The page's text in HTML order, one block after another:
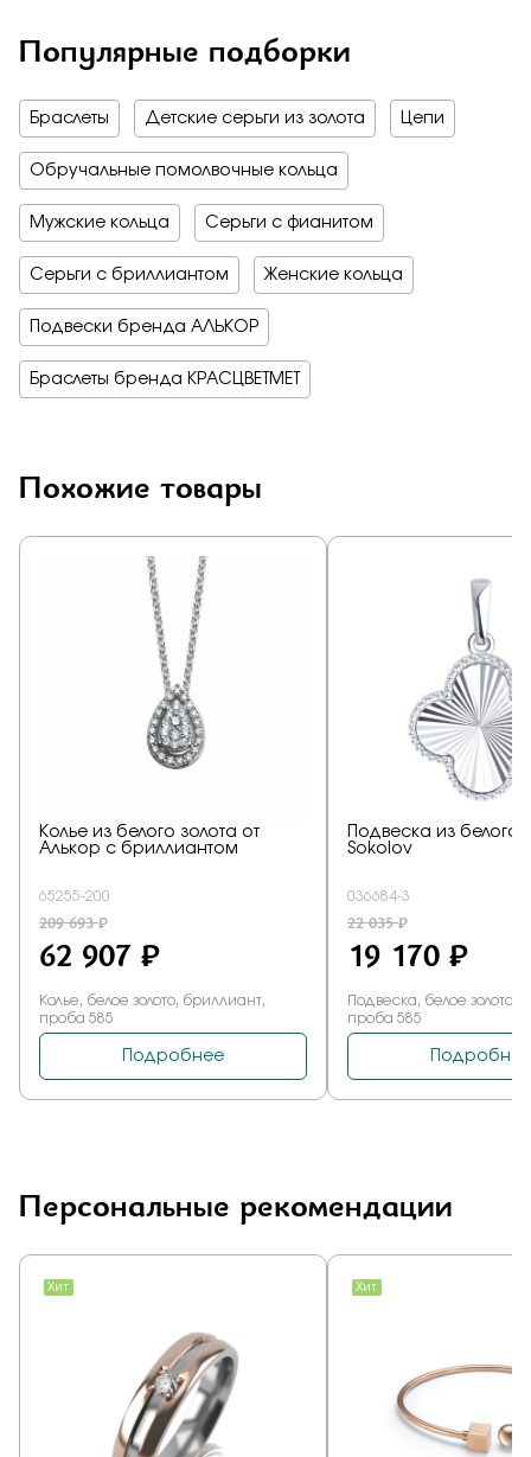
Популярные подборки
Браслеты Детские серьги из золота Цепи
Обручальные помолвочные кольца
Мужские кольца Серьги с фианитом
Серьги с бриллиантом Женские кольца
Подвески бренда АЛЬКОР
Браслеты бренда КРАСЦВЕТМЕТ
Похожие товары
Персональные рекомендации